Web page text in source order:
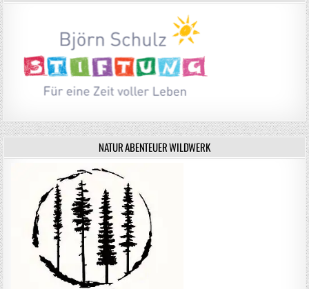
NATUR ABENTEUER WILDWERK